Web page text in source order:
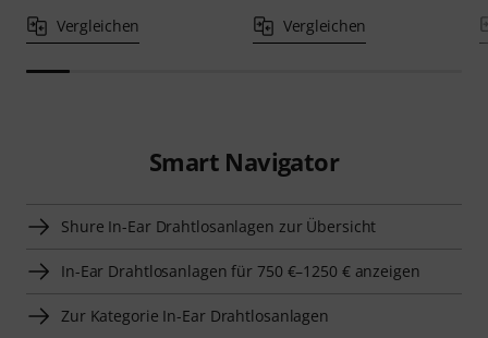
Vergleichen Vergleichen
Smart Navigator
Shure In-Ear Drahtlosanlagen zur Übersicht
In-Ear Drahtlosanlagen für 750 €–1250 € anzeigen
Zur Kategorie In-Ear Drahtlosanlagen